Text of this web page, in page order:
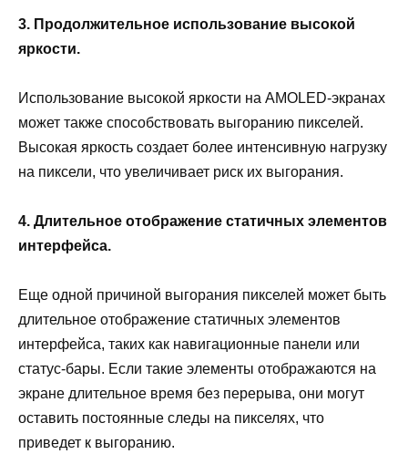
3. Продолжительное использование высокой
яркости.
Использование высокой яркости на AMOLED-экранах
может также способствовать выгоранию пикселей.
Высокая яркость создает более интенсивную нагрузку
на пиксели, что увеличивает риск их выгорания.
4. Длительное отображение статичных элементов
интерфейса.
Еще одной причиной выгорания пикселей может быть
длительное отображение статичных элементов
интерфейса, таких как навигационные панели или
статус-бары. Если такие элементы отображаются на
экране длительное время без перерыва, они могут
оставить постоянные следы на пикселях, что
приведет к выгоранию.